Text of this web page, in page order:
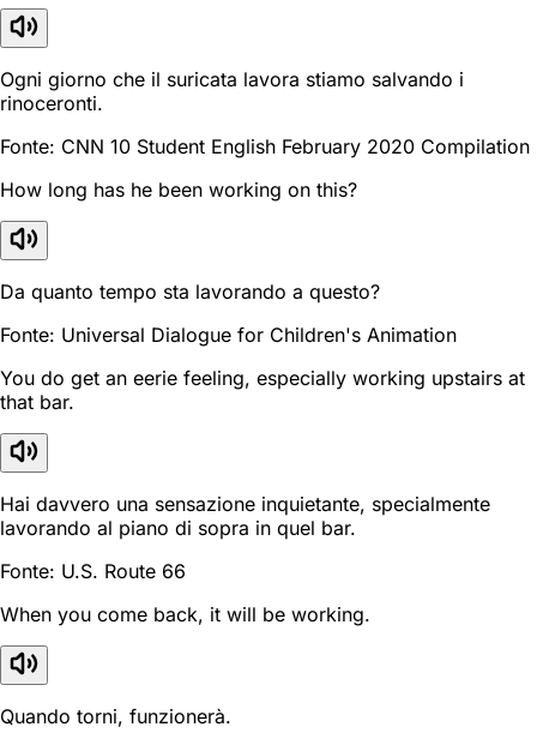
Ogni giorno che il suricata lavora stiamo salvando i
rinoceronti.
Fonte: CNN 10 Student English February 2020 Compilation
How long has he been working on this?
Da quanto tempo sta lavorando a questo?
Fonte: Universal Dialogue for Children's Animation
You do get an eerie feeling, especially working upstairs at
that bar.
Hai davvero una sensazione inquietante, specialmente
lavorando al piano di sopra in quel bar.
Fonte: U.S. Route 66
When you come back, it will be working.
Quando torni, funzionerà.